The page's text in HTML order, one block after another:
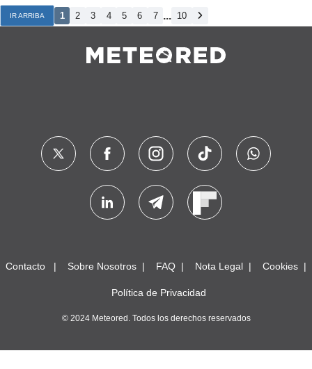
IR ARRIBA 1 2 3 4 5 6 7 ... 10
Contacto Sobre Nosotros FAQ Nota Legal Cookies
Política de Privacidad
© 2024 Meteored. Todos los derechos reservados